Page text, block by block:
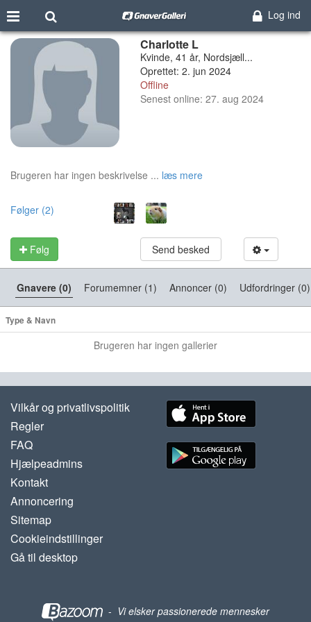
Log ind
Charlotte L
Kvinde, 41 år, Nordsjæll...
Oprettet: 2. jun 2024
Offline
Senest online: 27. aug 2024
Brugeren har ingen beskrivelse ... læs mere
Følger (2)
Følg Send besked
Gnavere (0) Forumemner (1) Annoncer (0) Udfordringer (0)
Type & Navn
Brugeren har ingen gallerier
Vilkår og privatlivspolitik
Regler
FAQ
Hjælpeadmins
Kontakt
Annoncering
Sitemap
Cookieindstillinger
Gå til desktop
- Vi elsker passionerede mennesker